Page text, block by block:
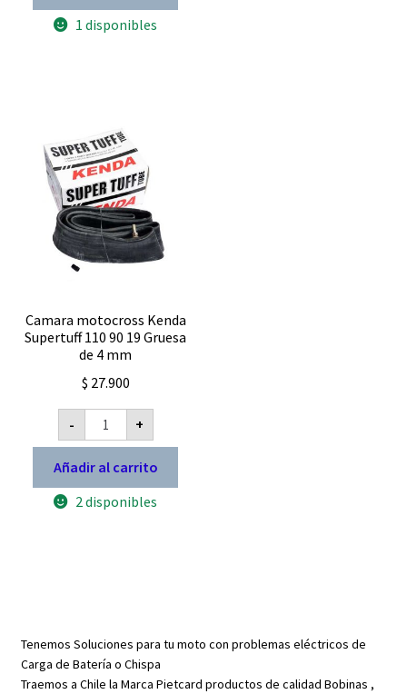
era:
$ 13.900.
es:
$ 9.730.
1 disponibles
Camara motocross Kenda
Supertuff 110 90 19 Gruesa
de 4 mm
$ 27.900
-
Camara
motocross
Kenda
Supertuff
110
90
19
+
Añadir al carrito
2 disponibles
Tenemos Soluciones para tu moto con problemas eléctricos de
Carga de Batería o Chispa
Traemos a Chile la Marca Pietcard productos de calidad Bobinas ,